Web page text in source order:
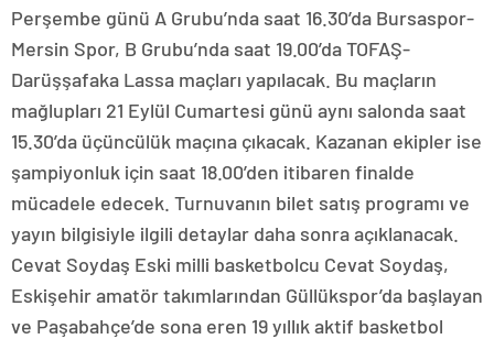
Perşembe günü A Grubu’nda saat 16.30’da Bursaspor-
Mersin Spor, B Grubu’nda saat 19.00’da TOFAŞ-
Darüşşafaka Lassa maçları yapılacak. Bu maçların
mağlupları 21 Eylül Cumartesi günü aynı salonda saat
15.30’da üçüncülük maçına çıkacak. Kazanan ekipler ise
şampiyonluk için saat 18.00’den itibaren finalde
mücadele edecek. Turnuvanın bilet satış programı ve
yayın bilgisiyle ilgili detaylar daha sonra açıklanacak.
Cevat Soydaş Eski milli basketbolcu Cevat Soydaş,
Eskişehir amatör takımlarından Güllükspor’da başlayan
ve Paşabahçe’de sona eren 19 yıllık aktif basketbol